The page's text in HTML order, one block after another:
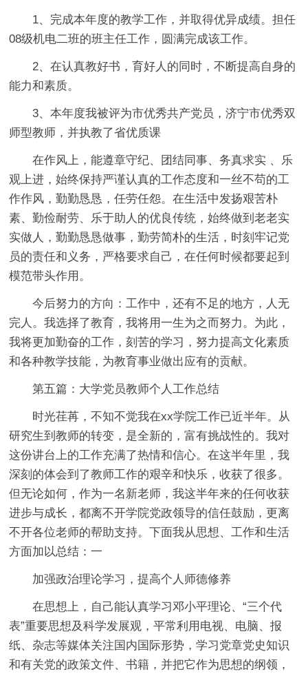
1、完成本年度的教学工作，并取得优异成绩。担任
08级机电二班的班主任工作，圆满完成该工作。
2、在认真教好书，育好人的同时，不断提高自身的
能力和素质。
3、本年度我被评为市优秀共产党员，济宁市优秀双
师型教师，并执教了省优质课
在作风上，能遵章守纪、团结同事、务真求实 、乐
观上进，始终保持严谨认真的工作态度和一丝不苟的工
作作风，勤勤恳恳，任劳任怨。在生活中发扬艰苦朴
素、勤俭耐劳、乐于助人的优良传统，始终做到老老实
实做人，勤勤恳恳做事，勤劳简朴的生活，时刻牢记党
员的责任和义务，严格要求自己，在任何时候都要起到
模范带头作用。
今后努力的方向：工作中，还有不足的地方，人无
完人。我选择了教育，我将用一生为之而努力。为此，
我将更加勤奋的工作，刻苦的学习，努力提高文化素质
和各种教学技能，为教育事业做出应有的贡献。
第五篇：大学党员教师个人工作总结
时光荏苒，不知不觉我在xx学院工作已近半年。从
研究生到教师的转变，是全新的，富有挑战性的。我对
这份讲台上的工作充满了热情和信心。在这半年里，我
深刻的体会到了教师工作的艰辛和快乐，收获了很多。
但无论如何，作为一名新老师，我这半年来的任何收获
进步与成长，都离不开学院党政领导的信任鼓励，更离
不开各位老师的帮助支持。下面我从思想、工作和生活
方面加以总结：一
加强政治理论学习，提高个人师德修养
在思想上，自己能认真学习邓小平理论、“三个代
表”重要思想及科学发展观，平常利用电视、电脑、报
纸、杂志等媒体关注国内国际形势，学习党章党史知识
和有关党的政策文件、书籍，并把它作为思想的纲领，